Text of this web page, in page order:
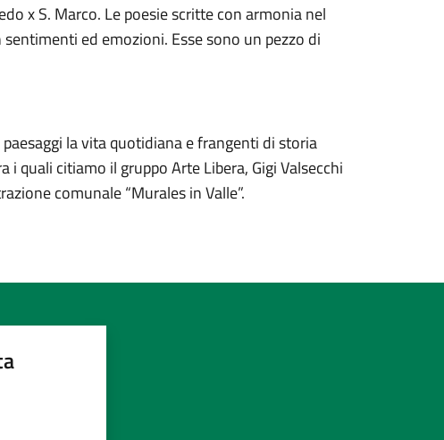
x S. Marco. Le poesie scritte con armonia nel
ed emozioni. Esse sono un pezzo di
la vita quotidiana e frangenti di storia
quali citiamo il gruppo Arte Libera, Gigi Valsecchi
comunale “Murales in Valle”.